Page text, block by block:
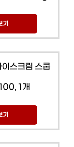
기
스크림 스쿱
1개
기